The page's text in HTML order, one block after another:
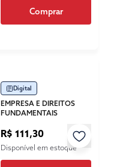
Comprar
Digital
EMPRESA E DIREITOS
FUNDAMENTAIS
R$ 111,30
Disponível em estoque